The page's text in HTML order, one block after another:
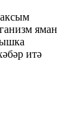
яман
итә